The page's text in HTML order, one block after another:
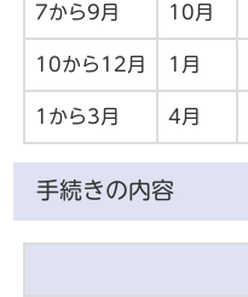
7から9月 10月
10から12月 1月
1から3月 4月
手続きの内容